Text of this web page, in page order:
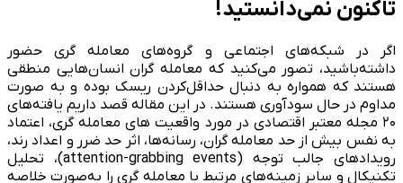
تاکنون نمی‌دانستید!
اگر در شبکه‌های اجتماعی و گروه‌های معامله گری حضور
داشته‌باشید، تصور می‌کنید که معامله گران انسان‌هایی منطقی
هستند که همواره به دنبال حداقل‌کردن ریسک بوده و به صورت
مداوم در حال سودآوری هستند. در این مقاله قصد داریم یافته‌های
۲۰ مجله معتبر اقتصادی در مورد واقعیت های معامله گری، اعتماد
به نفس بیش از حد معامله گران، رسانه‌ها، اثر حد ضرر و اعداد رند،
رویدادهای جالب توجه (attention-grabbing events)، تحلیل‌
تکنیکال و سایر زمینه‌های مرتبط با معامله گری را به‌صورت خلاصه